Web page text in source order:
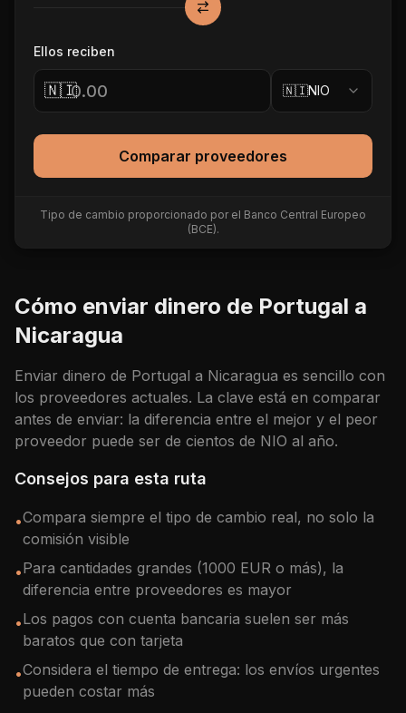
Ellos reciben
🇳🇮 🇳🇮NIO
Comparar proveedores
Tipo de cambio proporcionado por el Banco Central Europeo
(BCE).
Cómo enviar dinero de Portugal a
Nicaragua
Enviar dinero de Portugal a Nicaragua es sencillo con
los proveedores actuales. La clave está en comparar
antes de enviar: la diferencia entre el mejor y el peor
proveedor puede ser de cientos de NIO al año.
Consejos para esta ruta
•Compara siempre el tipo de cambio real, no solo la
comisión visible
•Para cantidades grandes (1000 EUR o más), la
diferencia entre proveedores es mayor
•Los pagos con cuenta bancaria suelen ser más
baratos que con tarjeta
•Considera el tiempo de entrega: los envíos urgentes
pueden costar más